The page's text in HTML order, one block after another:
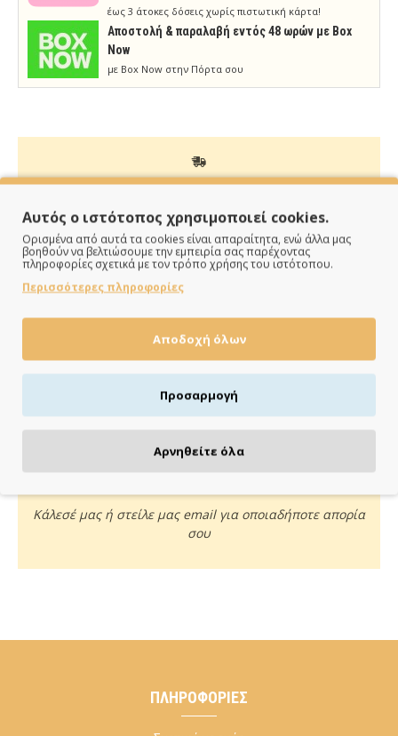
έως 3 άτοκες δόσεις χωρίς πιστωτική κάρτα!
Aποστολή & παραλαβή εντός 48 ωρών με Box
Now
με Box Now στην Πόρτα σου
Άμεση αποστολή της παραγγελίας σου σε 1 - 2 εργάσιμες
ημέρες
ΠΛΗΡΩΝΕΙΣ ΟΠΩΣ ΘΕΣ
ΚΑΝΕ ΜΙΑ ΕΡΩΤΗΣΗ
Κάλεσέ μας ή στείλε μας email για οποιαδήποτε απορία
σου
ΠΛΗΡΟΦΟΡΊΕΣ
Αυτός ο ιστότοπος χρησιμοποιεί cookies.
Ορισμένα από αυτά τα cookies είναι απαραίτητα, ενώ άλλα μας
βοηθούν να βελτιώσουμε την εμπειρία σας παρέχοντας
πληροφορίες σχετικά με τον τρόπο χρήσης του ιστότοπου.
Περισσότερες πληροφορίες
Αποδοχή όλων
Προσαρμογή
Αρνηθείτε όλα